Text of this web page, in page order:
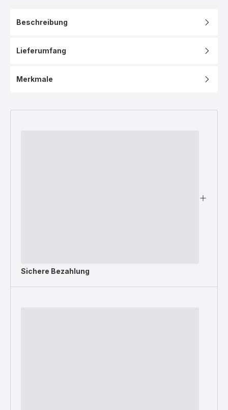
Beschreibung
Lieferumfang
Merkmale
Sichere Bezahlung